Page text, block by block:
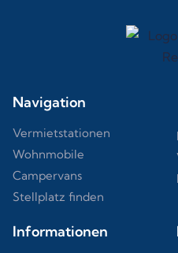
Navigation
Vermietstationen
Wohnmobile
Campervans
Stellplatz finden
Informationen